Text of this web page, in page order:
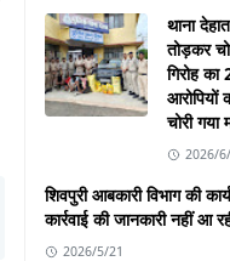
थाना
तोड़कर
गिरोह
आरोपियों
चोरी
2026/
शिवपुरी आबकारी विभाग की
कार्रवाई की जानकारी नहीं आ
2026/5/21